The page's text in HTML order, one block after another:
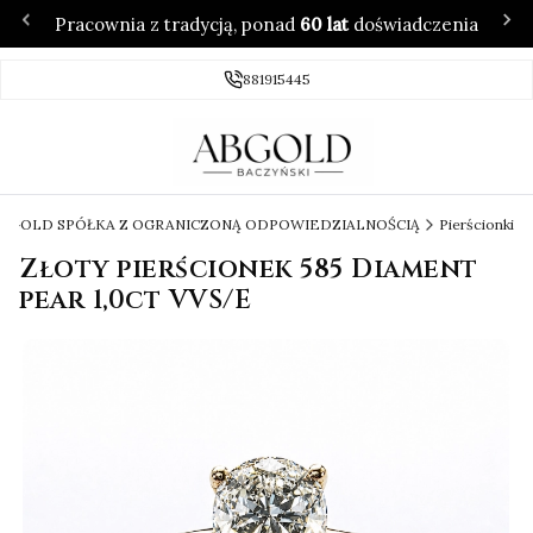
Pracownia z tradycją, ponad 60 latdoświadczenia
881915445
SPÓŁKA Z OGRANICZONĄ ODPOWIEDZIALNOŚCIĄ Pierścionki
Złoty pierścionek 585 Diament
pear 1,0ct VVS/E